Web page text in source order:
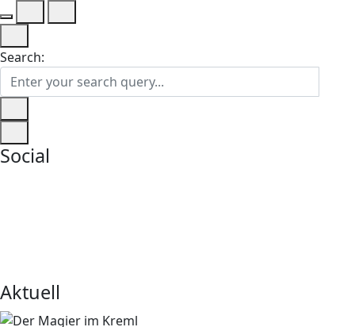
Search:
Social
Aktuell